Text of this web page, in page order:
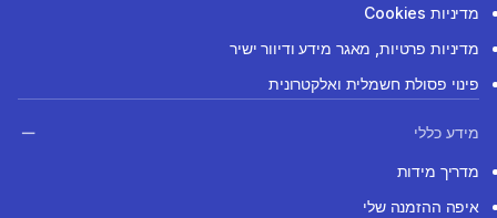
מדיניות Cookies
מדיניות פרטיות, מאגר מידע ודיוור ישיר
פינוי פסולת חשמלית ואלקטרונית
מידע כללי
מדריך מידות
איפה ההזמנה שלי